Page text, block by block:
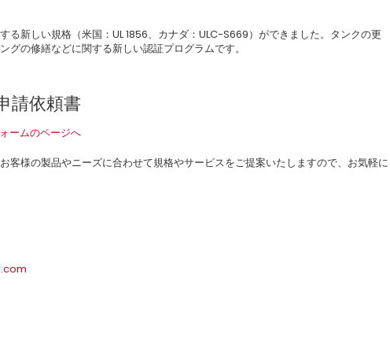
る新しい規格（米国：UL 1856、カナダ：ULC-S669）ができました。タンクの更
グの修繕などに関する新しい認証プログラムです。
請依頼書
ームのページへ
客様の製品やニーズに合わせて規格やサービスをご提案いたしますので、お気軽に